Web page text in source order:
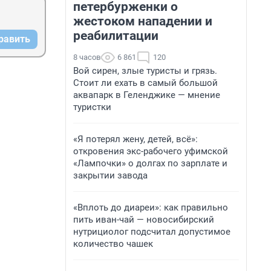
петербурженки о
жестоком нападении и
реабилитации
8 часов 6 861 120
Вой сирен, злые туристы и грязь.
Стоит ли ехать в самый большой
аквапарк в Геленджике — мнение
туристки
«Я потерял жену, детей, всё»:
откровения экс-рабочего уфимской
«Лампочки» о долгах по зарплате и
закрытии завода
«Вплоть до диареи»: как правильно
пить иван-чай — новосибирский
нутрициолог подсчитал допустимое
количество чашек